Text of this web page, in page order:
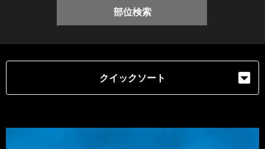
部位検索
クイックソート